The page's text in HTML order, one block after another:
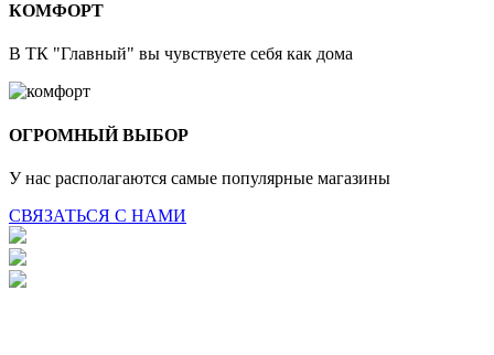
КОМФОРТ
В ТК "Главный" вы чувствуете себя как дома
ОГРОМНЫЙ ВЫБОР
У нас располагаются самые популярные магазины
СВЯЗАТЬСЯ С НАМИ